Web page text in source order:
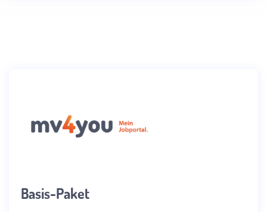
Basis-Paket